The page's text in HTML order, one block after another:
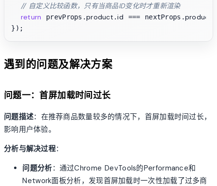
// 自定义比较函数，只有当商品ID变化时才重新渲染
return prevProps.product .id === nextProps.product
遇到的问题及解决方案
问题一：首屏加载时间过长
问题描述：在推荐商品数量较多的情况下，首屏加载时间过长，
影响用户体验。
分析与解决过程：
问题分析：通过Chrome DevTools的Performance和
Network面板分析，发现首屏加载时一次性加载了过多商